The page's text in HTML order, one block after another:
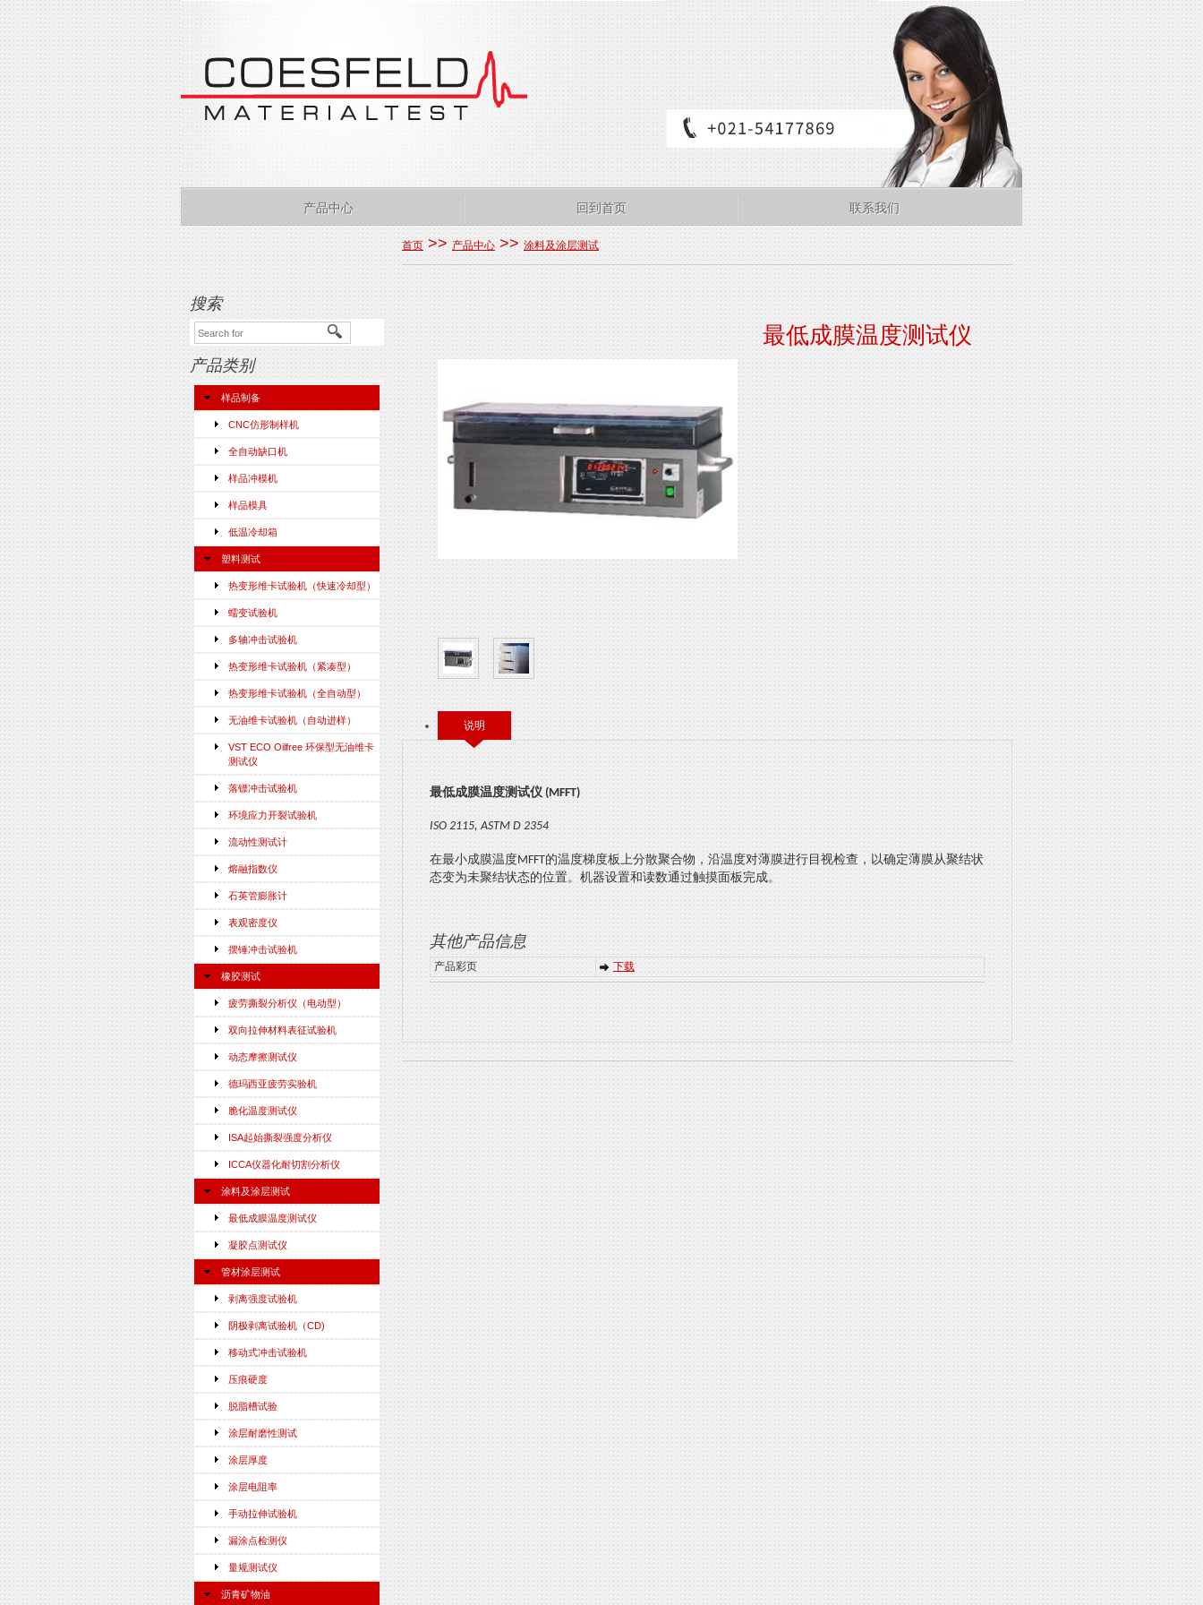
产品中心 回到首页 联系我们
搜索
产品类别
样品制备
CNC仿形制样机
全自动缺口机
样品冲模机
样品模具
低温冷却箱
塑料测试
热变形维卡试验机（快速冷却型）
蠕变试验机
多轴冲击试验机
热变形维卡试验机（紧凑型）
热变形维卡试验机（全自动型）
无油维卡试验机（自动进样）
VST ECO Oilfree 环保型无油维卡
测试仪
落镖冲击试验机
环境应力开裂试验机
流动性测试计
熔融指数仪
石英管膨胀计
表观密度仪
摆锤冲击试验机
橡胶测试
疲劳撕裂分析仪（电动型）
双向拉伸材料表征试验机
动态摩擦测试仪
德玛西亚疲劳实验机
脆化温度测试仪
ISA起始撕裂强度分析仪
ICCA仪器化耐切割分析仪
涂料及涂层测试
最低成膜温度测试仪
凝胶点测试仪
管材涂层测试
剥离强度试验机
阴极剥离试验机（CD)
移动式冲击试验机
压痕硬度
脱脂槽试验
涂层耐磨性测试
涂层厚度
涂层电阻率
手动拉伸试验机
漏涂点检测仪
量规测试仪
沥青矿物油
首页>> 产品中心>> 涂料及涂层测试
最低成膜温度测试仪
说明
最低成膜温度测试仪(MFFT)
ISO 2115, ASTM D 2354
在最小成膜温度MFFT的温度梯度板上分散聚合物，沿温度对薄膜进行目视检查，以确定薄膜从聚结状
态变为未聚结状态的位置。机器设置和读数通过触摸面板完成。
其他产品信息
产品彩页 下载